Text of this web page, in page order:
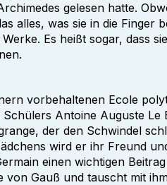
gelesen hatte.
alles, was sie in die Finger
Es heißt sogar, dass
vorbehaltenen Ecole
Antoine Auguste Le
der den Schwindel
wird er ihr Freund
einen wichtigen
von Gauß und tauscht mit